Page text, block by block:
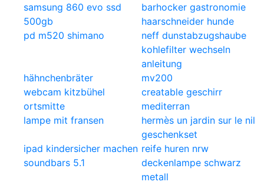
samsung 860 evo ssd
500gb
barhocker gastronomie
haarschneider hunde
pd m520 shimano
neff dunstabzugshaube
kohlefilter wechseln
anleitung
hähnchenbräter
mv200
webcam kitzbühel
ortsmitte
creatable geschirr
mediterran
lampe mit fransen
hermès un jardin sur le nil
geschenkset
ipad kindersicher machen reife huren nrw
soundbars 5.1
deckenlampe schwarz
metall